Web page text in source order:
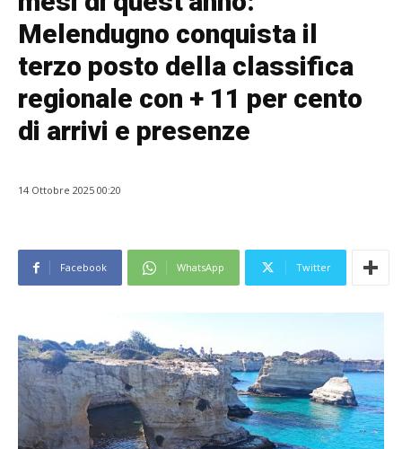
Melendugno conquista il
terzo posto della classifica
regionale con + 11 per cento
di arrivi e presenze
14 Ottobre 2025 00:20
Facebook WhatsApp Twitter